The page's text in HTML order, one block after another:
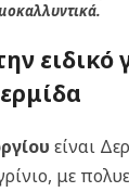
ειδικό
είναι
με